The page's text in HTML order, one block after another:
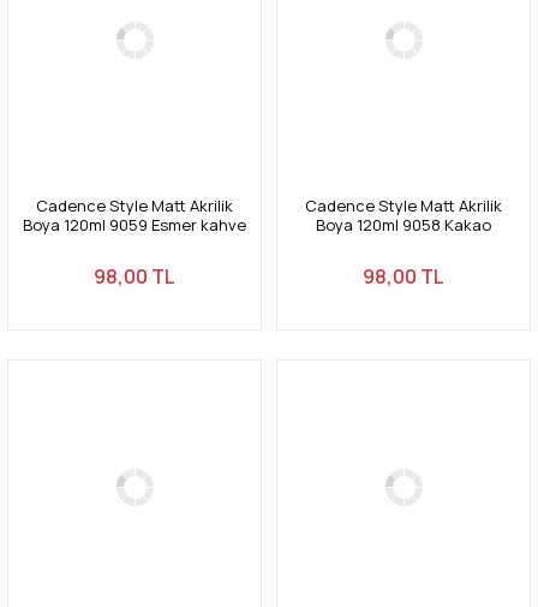
Cadence Style Matt Akrilik
Boya 120ml 9059 Esmer kahve
98,00 TL
Cadence Style Matt Akrilik
Boya 120ml 9058 Kakao
98,00 TL